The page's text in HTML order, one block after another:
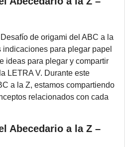
de origami del ABC a la
indicaciones para plegar papel
ideas para plegar y compartir
LETRA V. Durante este
a la Z, estamos compartiendo
relacionados con cada
Abecedario a la Z –